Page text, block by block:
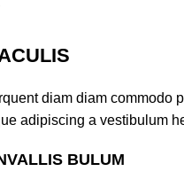
diam diam commodo
adipiscing a vestibulum
BULUM